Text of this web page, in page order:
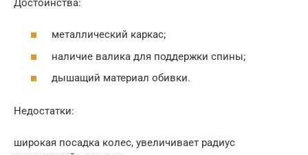
Достоинства:
металлический каркас;
наличие валика для поддержки спины;
дышащий материал обивки.
Недостатки:
широкая посадка колес, увеличивает радиус